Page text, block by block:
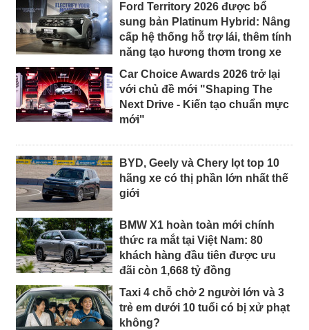
Ford Territory 2026 được bổ
sung bản Platinum Hybrid: Nâng
cấp hệ thống hỗ trợ lái, thêm tính
năng tạo hương thơm trong xe
Car Choice Awards 2026 trở lại
với chủ đề mới "Shaping The
Next Drive - Kiến tạo chuẩn mực
mới"
BYD, Geely và Chery lọt top 10
hãng xe có thị phần lớn nhất thế
giới
BMW X1 hoàn toàn mới chính
thức ra mắt tại Việt Nam: 80
khách hàng đầu tiên được ưu
đãi còn 1,668 tỷ đồng
Taxi 4 chỗ chở 2 người lớn và 3
trẻ em dưới 10 tuổi có bị xử phạt
không?